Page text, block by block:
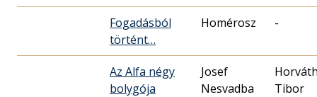
Fogadásból
történt…
Homérosz -
Az Alfa négy
bolygója
Josef
Nesvadba